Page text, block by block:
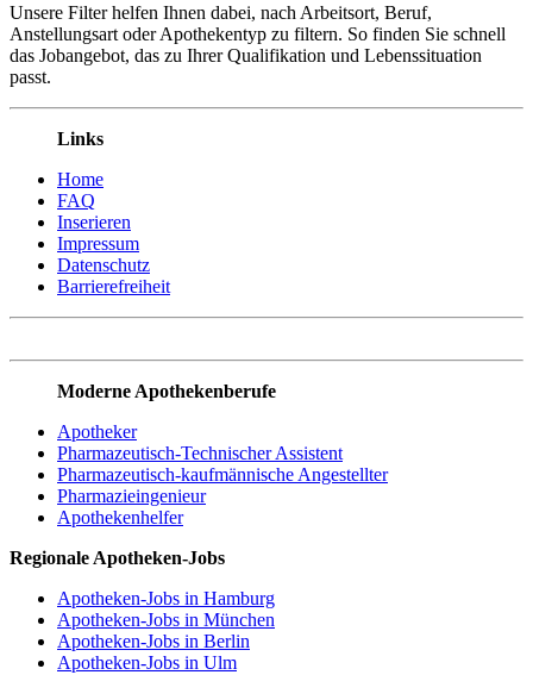
Unsere Filter helfen Ihnen dabei, nach Arbeitsort, Beruf,
Anstellungsart oder Apothekentyp zu filtern. So finden Sie schnell
das Jobangebot, das zu Ihrer Qualifikation und Lebenssituation
passt.
Links
Home
FAQ
Inserieren
Impressum
Datenschutz
Barrierefreiheit
Moderne Apothekenberufe
Apotheker
Pharmazeutisch-Technischer Assistent
Pharmazeutisch-kaufmännische Angestellter
Pharmazieingenieur
Apothekenhelfer
Regionale Apotheken-Jobs
Apotheken-Jobs in Hamburg
Apotheken-Jobs in München
Apotheken-Jobs in Berlin
Apotheken-Jobs in Ulm